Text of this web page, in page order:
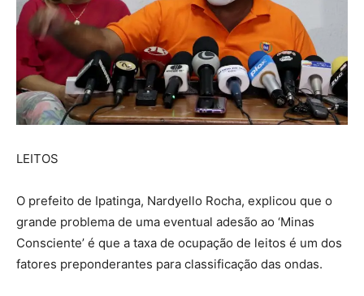
LEITOS
O prefeito de Ipatinga, Nardyello Rocha, explicou que o
grande problema de uma eventual adesão ao ‘Minas
Consciente’ é que a taxa de ocupação de leitos é um dos
fatores preponderantes para classificação das ondas.